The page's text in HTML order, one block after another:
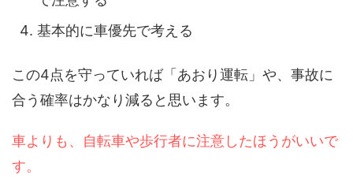
基本的に車優先で考える
この4点を守っていれば「あおり運転」や、事故に
合う確率はかなり減ると思います。
車よりも、自転車や歩行者に注意したほうがいいで
す。